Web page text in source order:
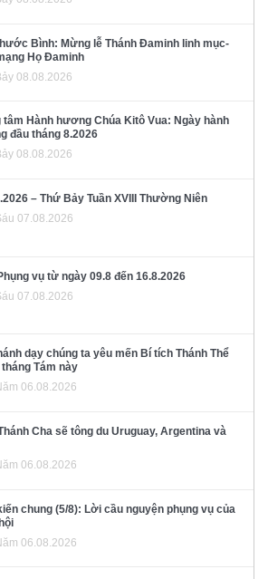
Bình: Mừng lễ Thánh Đaminh linh mục-
Họ Đaminh
08.08.2026
tâm Hành hương Chúa Kitô Vua: Ngày hành
đầu tháng 8.2026
08.08.2026
– Thứ Bảy Tuần XVIII Thường Niên
07.08.2026
vụ từ ngày 09.8 đến 16.8.2026
07.08.2026
dạy chúng ta yêu mến Bí tích Thánh Thể
Tám này
06.08.2026
Cha sẽ tông du Uruguay, Argentina và
06.08.2026
chung (5/8): Lời cầu nguyện phụng vụ của
06.08.2026